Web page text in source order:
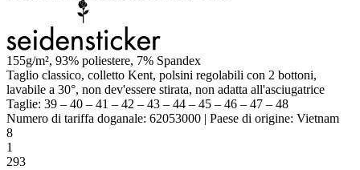
155g/m², 93% poliestere, 7% Spandex
Taglio classico, colletto Kent, polsini regolabili con 2 bottoni,
lavabile a 30°, non dev'essere stirata, non adatta all'asciugatrice
Taglie: 39 – 40 – 41 – 42 – 43 – 44 – 45 – 46 – 47 – 48
Numero di tariffa doganale: 62053000 | Paese di origine: Vietnam
8
1
293